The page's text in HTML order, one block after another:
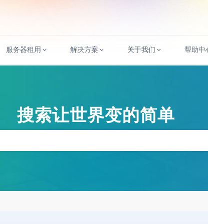
服务器租用 解决方案 关于我们 帮助中
搜索让世界变的简单